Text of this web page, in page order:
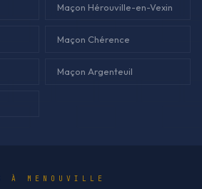
Maçon Hérouville-en-Vexin
Maçon Chérence
Maçon Argenteuil
À MENOUVILLE